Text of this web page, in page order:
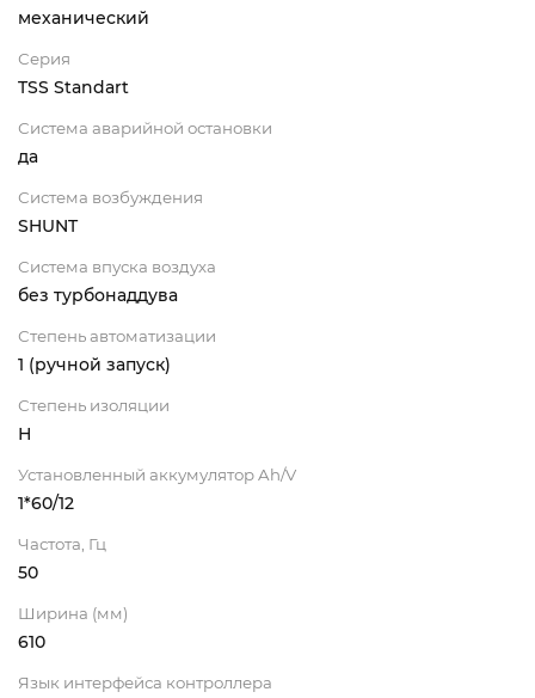
механический
Серия
TSS Standart
Система аварийной остановки
да
Система возбуждения
SHUNT
Система впуска воздуха
без турбонаддува
Степень автоматизации
1 (ручной запуск)
Степень изоляции
Н
Установленный аккумулятор Ah/V
1*60/12
Частота, Гц
50
Ширина (мм)
610
Язык интерфейса контроллера